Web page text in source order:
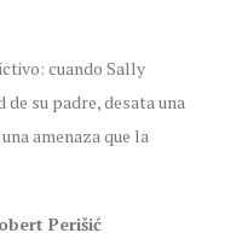
cuando Sally
su padre, desata una
amenaza que la
Perišić